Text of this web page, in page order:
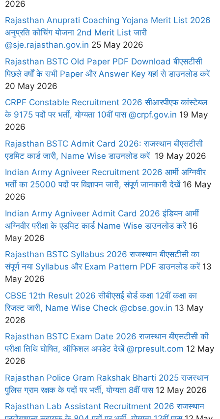
2026
Rajasthan Anuprati Coaching Yojana Merit List 2026
अनुप्रति कोचिंग योजना 2nd Merit List जारी
@sje.rajasthan.gov.in 25 May 2026
Rajasthan BSTC Old Paper PDF Download बीएसटीसी
पिछले वर्षों के सभी Paper और Answer Key यहां से डाउनलोड करें
20 May 2026
CRPF Constable Recruitment 2026 सीआरपीएफ कांस्टेबल
के 9175 पदों पर भर्ती, योग्यता 10वीं पास @crpf.gov.in 19 May
2026
Rajasthan BSTC Admit Card 2026: राजस्थान बीएसटीसी
एडमिट कार्ड जारी, Name Wise डाउनलोड करें 19 May 2026
Indian Army Agniveer Recruitment 2026 आर्मी अग्निवीर
भर्ती का 25000 पदों पर विज्ञापन जारी, संपूर्ण जानकारी देखें16 May
2026
Indian Army Agniveer Admit Card 2026 इंडियन आर्मी
अग्निवीर परीक्षा के एडमिट कार्ड Name Wise डाउनलोड करें16
May 2026
Rajasthan BSTC Syllabus 2026 राजस्थान बीएसटीसी का
संपूर्ण नया Syllabus और Exam Pattern PDF डाउनलोड करें13
May 2026
CBSE 12th Result 2026 सीबीएसई बोर्ड कक्षा 12वीं कक्षा का
रिजल्ट जारी, Name Wise Check @cbse.gov.in 13 May
2026
Rajasthan BSTC Exam Date 2026 राजस्थान बीएसटीसी की
परीक्षा तिथि घोषित, ऑफिशल अपडेट देखें @rpresult.com 12 May
2026
Rajasthan Police Gram Rakshak Bharti 2025 राजस्थान
पुलिस ग्राम रक्षक के पदों पर भर्ती, योग्यता 8वीं पास12 May 2026
Rajasthan Lab Assistant Recruitment 2026 राजस्थान